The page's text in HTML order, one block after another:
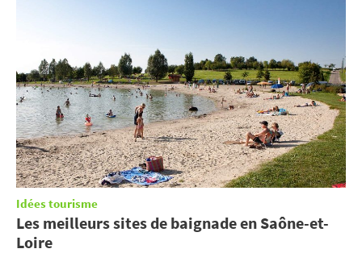
Idées tourisme
Les meilleurs sites de baignade en Saône-et-
Loire